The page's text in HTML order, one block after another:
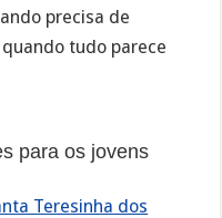
precisa de
tudo parece
para os jovens
Teresinha dos